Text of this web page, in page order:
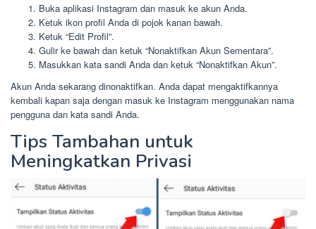
Buka aplikasi Instagram dan masuk ke akun Anda.
Ketuk ikon profil Anda di pojok kanan bawah.
Ketuk “Edit Profil”.
Gulir ke bawah dan ketuk “Nonaktifkan Akun Sementara”.
Masukkan kata sandi Anda dan ketuk “Nonaktifkan Akun”.
Akun Anda sekarang dinonaktifkan. Anda dapat mengaktifkannya
kembali kapan saja dengan masuk ke Instagram menggunakan nama
pengguna dan kata sandi Anda.
Tips Tambahan untuk
Meningkatkan Privasi